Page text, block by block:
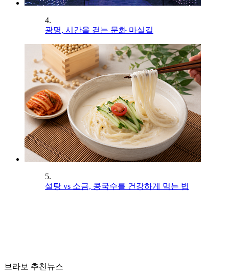
4.
광명, 시간을 걷는 문화 마실길
5.
설탕 vs 소금, 콩국수를 건강하게 먹는 법
브라보 추천뉴스